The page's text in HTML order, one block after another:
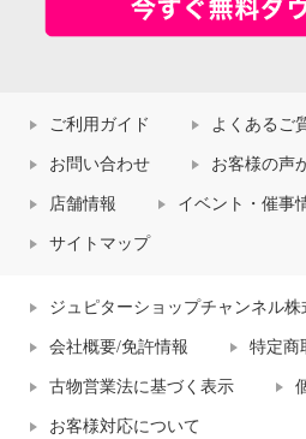
ご利用ガイド よくあるご
お問い合わせ お客様の声
店舗情報 イベント・催事
サイトマップ
ジュピターショップチャンネル
会社概要/免許情報 特定商
古物営業法に基づく表示
お客様対応について